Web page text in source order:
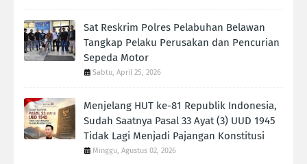
Sat Reskrim Polres Pelabuhan Belawan
Tangkap Pelaku Perusakan dan Pencurian
Sepeda Motor
Sabtu, April 25, 2026
Menjelang HUT ke-81 Republik Indonesia,
Sudah Saatnya Pasal 33 Ayat (3) UUD 1945
Tidak Lagi Menjadi Pajangan Konstitusi
Minggu, Agustus 02, 2026